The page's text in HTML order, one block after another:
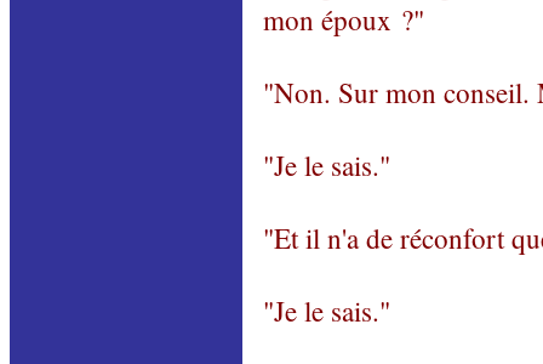
mon époux ?"
"Non. Sur mon
"Je le sais."
"Et il n'a de réconfort
"Je le sais."